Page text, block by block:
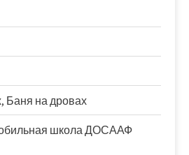
Баня на дровах
школа ДОСААФ